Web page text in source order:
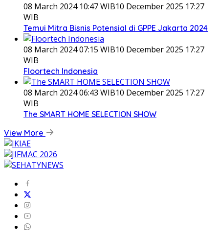
08 March 2024 10:47 WIB10 December 2025 17:27
WIB
Temui Mitra Bisnis Potensial di GPPE Jakarta 2024
08 March 2024 07:15 WIB10 December 2025 17:27
WIB
Floortech Indonesia
08 March 2024 06:43 WIB10 December 2025 17:27
WIB
The SMART HOME SELECTION SHOW
View More